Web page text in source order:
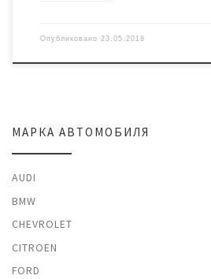
Опубликовано 23.05.2018
МАРКА АВТОМОБИЛЯ
AUDI
BMW
CHEVROLET
CITROEN
FORD